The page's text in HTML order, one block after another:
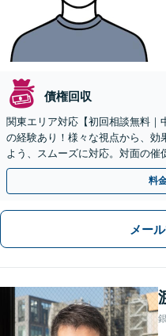
債権回収
関東エリア対応【初回相談無料
の経験あり！様々な視点から、効
よう、スムーズに対応。対面の催
通。お困りの方はすぐにご相談
料
メー